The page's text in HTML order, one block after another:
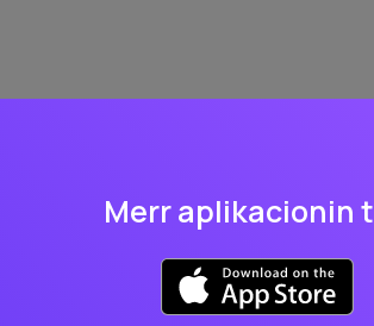
Merr aplikacionin